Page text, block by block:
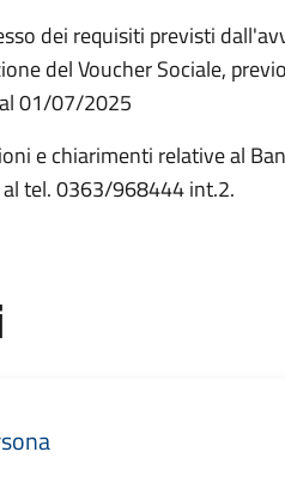
dei requisiti previsti
del Voucher Sociale,
01/07/2025
e chiarimenti relative al
tel. 0363/968444 int.2.